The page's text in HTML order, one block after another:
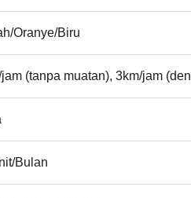
Oranye/Biru
(tanpa muatan), 3km/jam
Bulan